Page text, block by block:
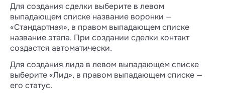
Для создания сделки выберите в левом
выпадающем списке название воронки —
«Стандартная», в правом выпадающем списке
название этапа. При создании сделки контакт
создастся автоматически.
Для создания лида в левом выпадающем списке
выберите «Лид», в правом выпадающем списке —
его статус.